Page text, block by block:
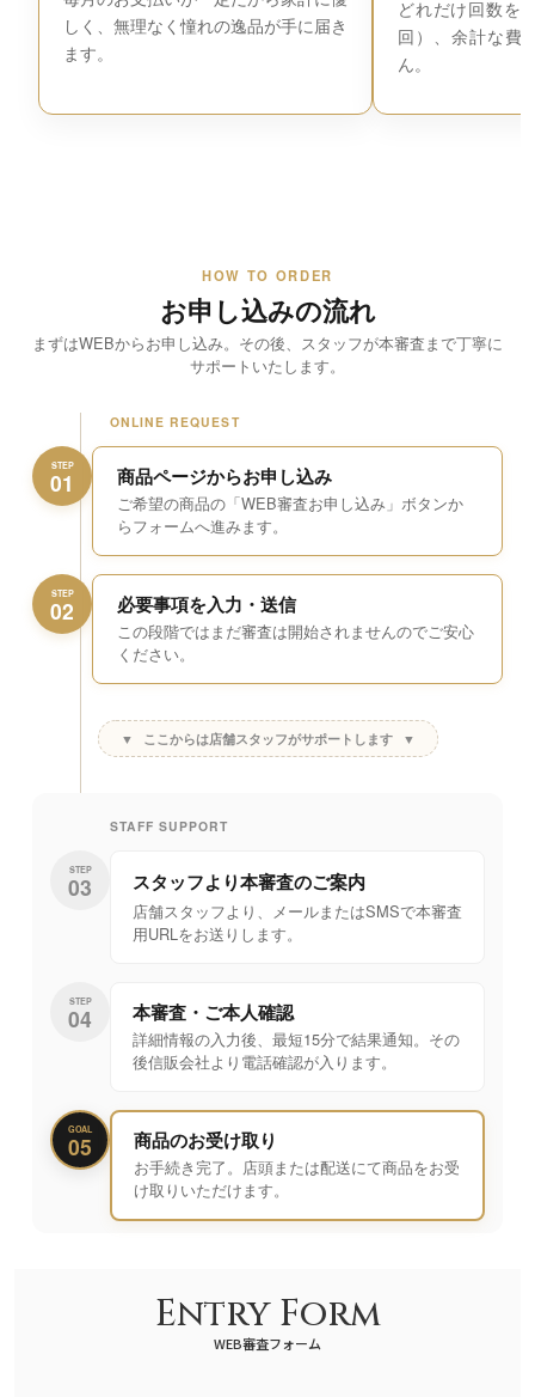
しく、無理なく憧れの逸品が手に届き
ます。
どれだけ回数を
回）、余計な費
ん。
HOW TO ORDER
お申し込みの流れ
まずはWEBからお申し込み。その後、スタッフが本審査まで丁寧に
サポートいたします。
ONLINE REQUEST
STEP
01 商品ページからお申し込み
ご希望の商品の「WEB審査お申し込み」ボタンか
らフォームへ進みます。
STEP
02 必要事項を入力・送信
この段階ではまだ審査は開始されませんのでご安心
ください。
▼ ここからは店舗スタッフがサポートします ▼
STAFF SUPPORT
STEP
03 スタッフより本審査のご案内
店舗スタッフより、メールまたはSMSで本審査
用URLをお送りします。
STEP
04 本審査・ご本人確認
詳細情報の入力後、最短15分で結果通知。その
後信販会社より電話確認が入ります。
GOAL
05 商品のお受け取り
お手続き完了。店頭または配送にて商品をお受
け取りいただけます。
Entry Form
WEB審査フォーム